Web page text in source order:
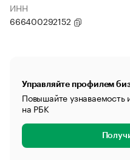
ИНН
666400292152
Управляйте профилем
Повышайте узнаваемость
на РБК